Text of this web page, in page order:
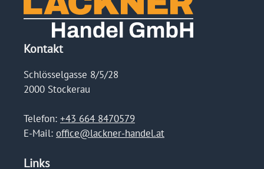
Kontakt
Schlösselgasse 8/5/28
2000 Stockerau
Telefon: +43 664 8470579
E-Mail: office@lackner-handel.at
Links